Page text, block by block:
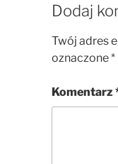
Dodaj
Twój adres
oznaczone*
Komentarz